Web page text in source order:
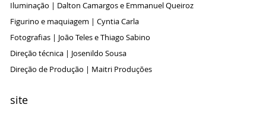
Iluminação | Dalton Camargos e Emmanuel Queiroz
Figurino e maquiagem | Cyntia Carla
Fotografias | João Teles e Thiago Sabino
Direção técnica | Josenildo Sousa
Direção de Produção | Maitri Produções
site